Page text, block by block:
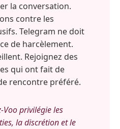
la conversation.
contre les
Telegram ne doit
de harcèlement.
Rejoignez des
qui ont fait de
rencontre préféré.
Voo privilégie les
la discrétion et le